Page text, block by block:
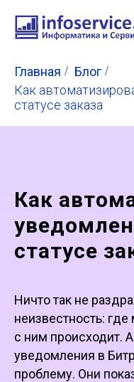
Главная / Блог /
Как
статусе заказа
Как
статусе
Ничто так не
неизвестность: где
с ним происходит.
уведомления в
проблему. Они